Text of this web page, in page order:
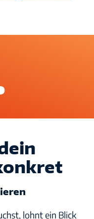
lohnt ein Blick